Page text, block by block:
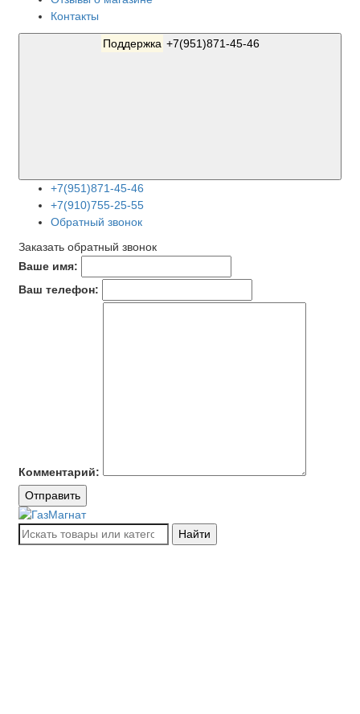
Контакты
Поддержка +7(951)871-45-46
+7(951)871-45-46
+7(910)755-25-55
Обратный звонок
Заказать обратный звонок
Ваше имя:
Ваш телефон:
Комментарий:
Отправить
Найти